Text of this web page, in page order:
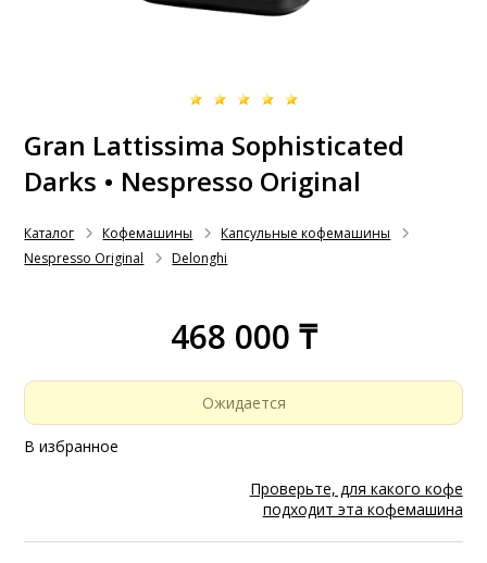
Gran Lattissima Sophisticated
Darks • Nespresso Original
Каталог Кофемашины
Капсульные кофемашины
Nespresso Original
Delonghi
468 000 ₸
Ожидается
В избранное
Проверьте, для какого кофе
подходит эта кофемашина